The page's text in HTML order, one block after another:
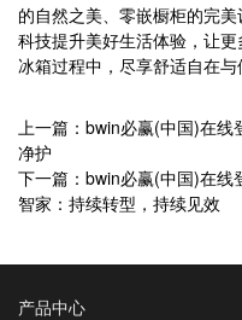
的自然之美、零嵌橱柜的完
科技提升美好生活体验，让
冰箱过程中，尽享舒适自在与
上一篇：bwin必赢(中国)在
净护
下一篇：bwin必赢(中国)在
智家：持续转型，持续见效
产品中心